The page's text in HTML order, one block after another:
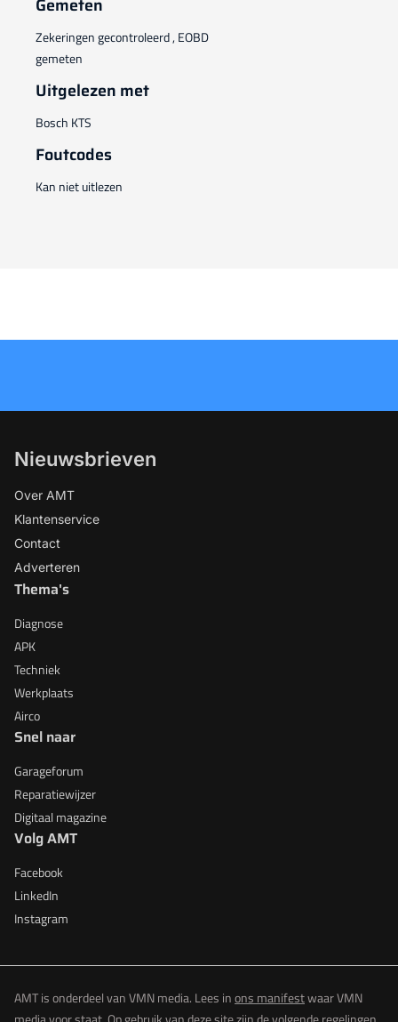
Gemeten
Zekeringen gecontroleerd , EOBD
gemeten
Uitgelezen met
Bosch KTS
Foutcodes
Kan niet uitlezen
Nieuwsbrieven
Over AMT
Klantenservice
Contact
Adverteren
Thema's
Diagnose
APK
Techniek
Werkplaats
Airco
Snel naar
Garageforum
Reparatiewijzer
Digitaal magazine
Volg AMT
Facebook
LinkedIn
Instagram
AMT is onderdeel van VMN media. Lees inons manifestwaar VMN